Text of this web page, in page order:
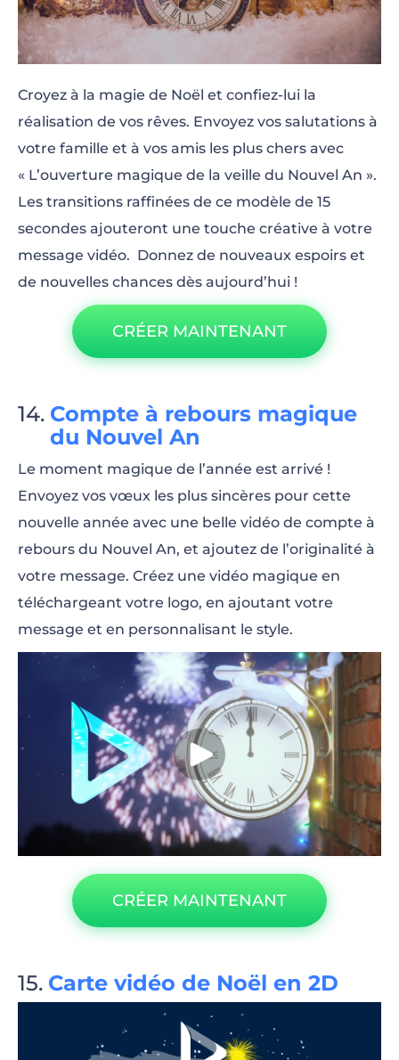
Croyez à la magie de Noël et confiez-lui la
réalisation de vos rêves. Envoyez vos salutations à
votre famille et à vos amis les plus chers avec
« L’ouverture magique de la veille du Nouvel An ».
Les transitions raffinées de ce modèle de 15
secondes ajouteront une touche créative à votre
message vidéo. Donnez de nouveaux espoirs et
de nouvelles chances dès aujourd’hui !
CRÉER MAINTENANT
Compte à rebours magique
du Nouvel An
Le moment magique de l’année est arrivé !
Envoyez vos vœux les plus sincères pour cette
nouvelle année avec une belle vidéo de compte à
rebours du Nouvel An, et ajoutez de l’originalité à
votre message. Créez une vidéo magique en
téléchargeant votre logo, en ajoutant votre
message et en personnalisant le style.
CRÉER MAINTENANT
Carte vidéo de Noël en 2D